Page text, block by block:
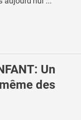
Un
des